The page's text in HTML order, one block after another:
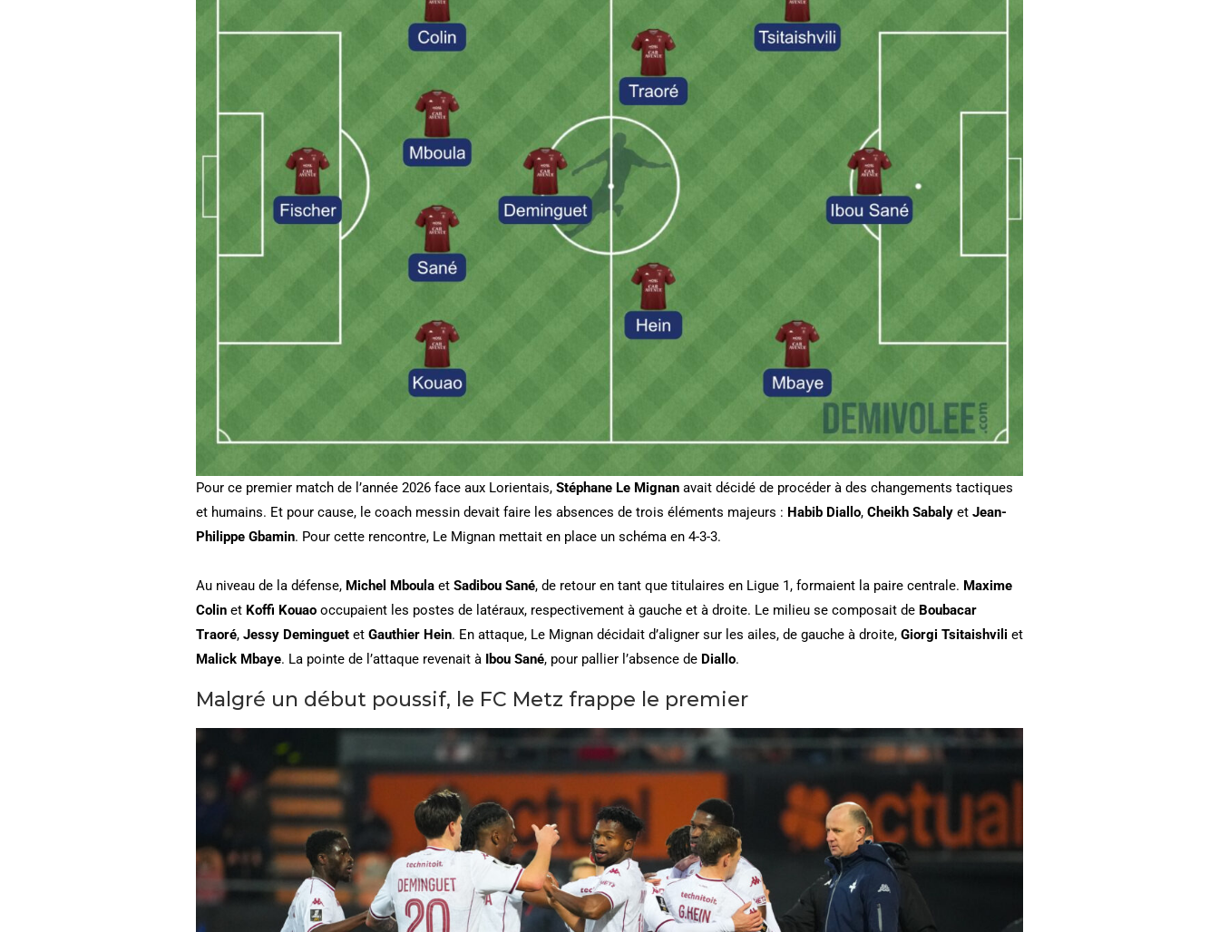
Pour ce premier match de l’année 2026 face aux Lorientais, Stéphane Le Mignan avait décidé de procéder à des changements tactiques
et humains. Et pour cause, le coach messin devait faire les absences de trois éléments majeurs : Habib Diallo, Cheikh Sabaly et Jean-
Philippe Gbamin. Pour cette rencontre, Le Mignan mettait en place un schéma en 4-3-3.
Au niveau de la défense, Michel Mboula et Sadibou Sané, de retour en tant que titulaires en Ligue 1, formaient la paire centrale. Maxime
Colin et Koffi Kouao occupaient les postes de latéraux, respectivement à gauche et à droite. Le milieu se composait de Boubacar
Traoré, Jessy Deminguet et Gauthier Hein. En attaque, Le Mignan décidait d’aligner sur les ailes, de gauche à droite, Giorgi Tsitaishvili et
Malick Mbaye. La pointe de l’attaque revenait à Ibou Sané, pour pallier l’absence de Diallo.
Malgré un début poussif, le FC Metz frappe le premier